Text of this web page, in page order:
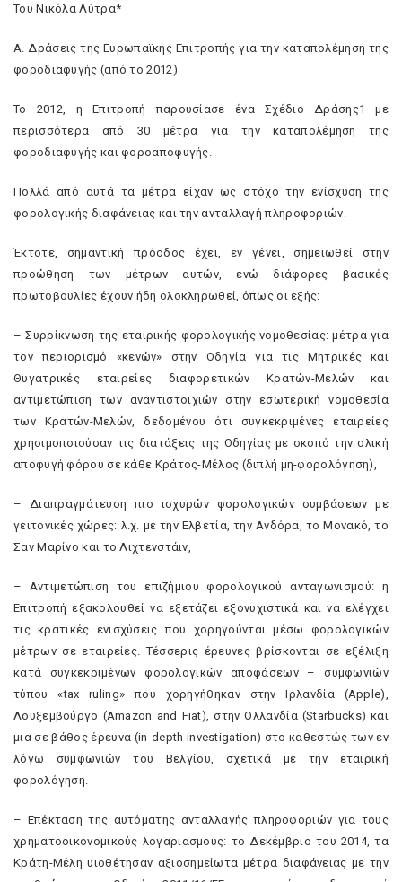
Του Νικόλα Λύτρα*
Α. Δράσεις της Ευρωπαϊκής Επιτροπής για την καταπολέμηση της
φοροδιαφυγής (από το 2012)
Το 2012, η Επιτροπή παρουσίασε ένα Σχέδιο Δράσης1 με
περισσότερα από 30 μέτρα για την καταπολέμηση της
φοροδιαφυγής και φοροαποφυγής.
Πολλά από αυτά τα μέτρα είχαν ως στόχο την ενίσχυση της
φορολογικής διαφάνειας και την ανταλλαγή πληροφοριών.
Έκτοτε, σημαντική πρόοδος έχει, εν γένει, σημειωθεί στην
προώθηση των μέτρων αυτών, ενώ διάφορες βασικές
πρωτοβουλίες έχουν ήδη ολοκληρωθεί, όπως οι εξής:
– Συρρίκνωση της εταιρικής φορολογικής νομοθεσίας: μέτρα για
τον περιορισμό «κενών» στην Οδηγία για τις Μητρικές και
Θυγατρικές εταιρείες διαφορετικών Κρατών-Μελών και
αντιμετώπιση των αναντιστοιχιών στην εσωτερική νομοθεσία
των Κρατών-Μελών, δεδομένου ότι συγκεκριμένες εταιρείες
χρησιμοποιούσαν τις διατάξεις της Οδηγίας με σκοπό την ολική
αποφυγή φόρου σε κάθε Κράτος-Μέλος (διπλή μη-φορολόγηση),
– Διαπραγμάτευση πιο ισχυρών φορολογικών συμβάσεων με
γειτονικές χώρες: λ.χ. με την Ελβετία, την Ανδόρα, το Μονακό, το
Σαν Μαρίνο και το Λιχτενστάιν,
– Αντιμετώπιση του επιζήμιου φορολογικού ανταγωνισμού: η
Επιτροπή εξακολουθεί να εξετάζει εξονυχιστικά και να ελέγχει
τις κρατικές ενισχύσεις που χορηγούνται μέσω φορολογικών
μέτρων σε εταιρείες. Τέσσερις έρευνες βρίσκονται σε εξέλιξη
κατά συγκεκριμένων φορολογικών αποφάσεων – συμφωνιών
τύπου «tax ruling» που χορηγήθηκαν στην Ιρλανδία (Apple),
Λουξεμβούργο (Amazon and Fiat), στην Ολλανδία (Starbucks) και
μια σε βάθος έρευνα (in-depth investigation) στο καθεστώς των εν
λόγω συμφωνιών του Βελγίου, σχετικά με την εταιρική
φορολόγηση.
– Επέκταση της αυτόματης ανταλλαγής πληροφοριών για τους
χρηματοοικονομικούς λογαριασμούς: το Δεκέμβριο του 2014, τα
Κράτη-Μέλη υιοθέτησαν αξιοσημείωτα μέτρα διαφάνειας με την